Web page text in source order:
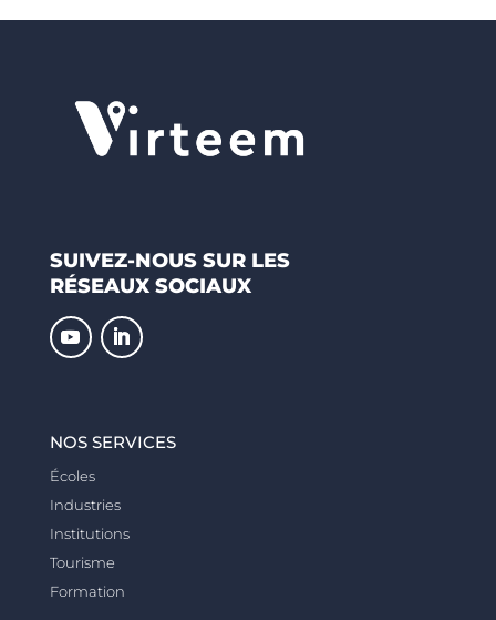
SUIVEZ-NOUS SUR LES
RÉSEAUX SOCIAUX
NOS SERVICES
Écoles
Industries
Institutions
Tourisme
Formation